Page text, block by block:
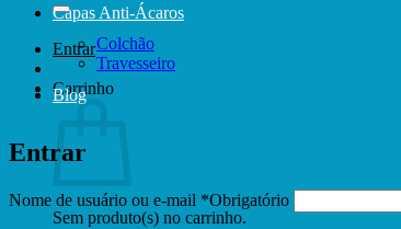
Entrar
Carrinho
Sem produto(s) no carrinho.
Capas Anti-Ácaros
Colchão
Travesseiro
Blog
Entrar
Nome de usuário ou e-mail *Obrigatório